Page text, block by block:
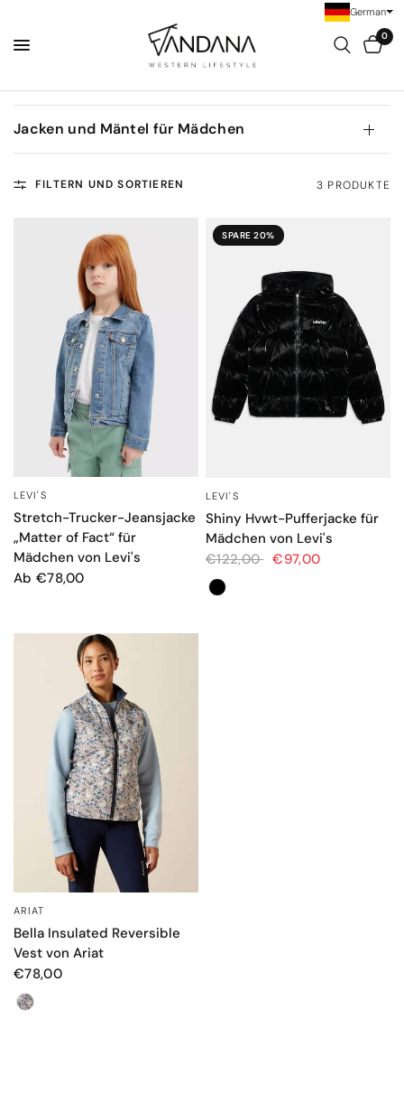
0
Jacken und Mäntel für Mädchen
FILTERN UND SORTIEREN 3 PRODUKTE
LEVI'S
Stretch-Trucker-Jeansjacke
„Matter of Fact“ für
Mädchen von Levi's
Ab €78,00
SPARE 20%
LEVI'S
Shiny Hvwt-Pufferjacke für
Mädchen von Levi's
€122,00 €97,00
Farbe
ARIAT
Bella Insulated Reversible
Vest von Ariat
€78,00
Farbe
German